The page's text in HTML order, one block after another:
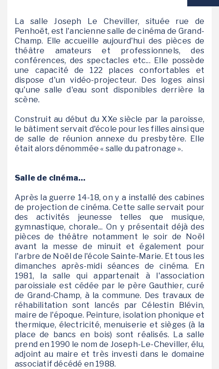
VIE SCOLAIRE
SOCIAL / SOLIDARITÉ
SANTÉ
La salle Joseph Le Cheviller, située rue de
Penhoët, est l'ancienne salle de cinéma de Grand-
Champ. Elle accueille aujourd'hui des pièces de
théâtre amateurs et professionnels, des
conférences, des spectacles etc... Elle possède
une capacité de 122 places confortables et
dispose d'un vidéo-projecteur. Des loges ainsi
qu'une salle d'eau sont disponibles derrière la
scène.
Construit au début du XXe siècle par la paroisse,
le bâtiment servait d'école pour les filles ainsi que
de salle de réunion annexe du presbytère. Elle
était alors dénommée « salle du patronage ».
Salle de cinéma...
Après la guerre 14-18, on y a installé des cabines
de projection de cinéma. Cette salle servait pour
des activités jeunesse telles que musique,
gymnastique, chorale... On y présentait déjà des
pièces de théâtre notamment le soir de Noël
avant la messe de minuit et également pour
l'arbre de Noël de l'école Sainte-Marie. Et tous les
dimanches après-midi séances de cinéma. En
1981, la salle qui appartenait à l'association
paroissiale est cédée par le père Gauthier, curé
de Grand-Champ, à la commune. Des travaux de
réhabilitation sont lancés par Célestin Blévin,
maire de l'époque. Peinture, isolation phonique et
thermique, électricité, menuiserie et sièges (à la
place de bancs en bois) sont réalisés. La salle
prend en 1990 le nom de Joseph-Le-Cheviller, élu,
adjoint au maire et très investi dans le domaine
associatif décédé en 1988.